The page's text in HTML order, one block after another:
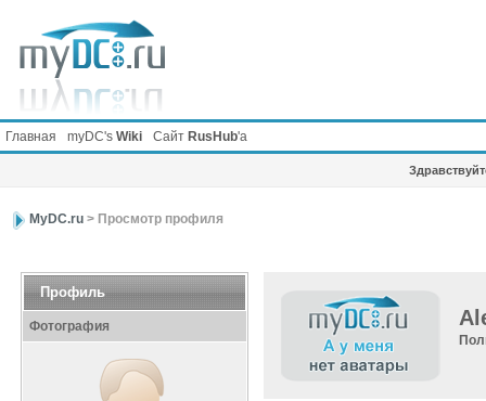
Главная myDC's Wiki Сайт RusHub'а
MyDC.ru> Просмотр профиля
Профиль
Фотография